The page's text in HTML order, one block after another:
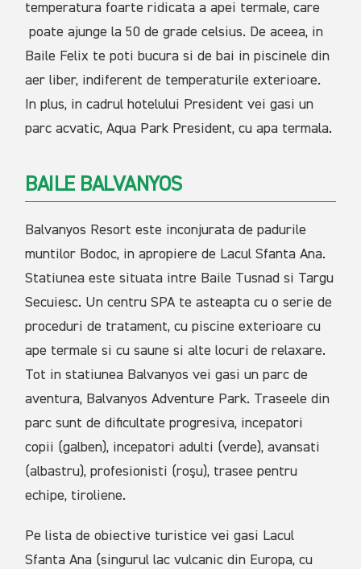
temperatura foarte ridicata a apei termale, care
poate ajunge la 50 de grade celsius. De aceea, in
Baile Felix te poti bucura si de bai in piscinele din
aer liber, indiferent de temperaturile exterioare.
In plus, in cadrul hotelului President vei gasi un
parc acvatic, Aqua Park President, cu apa termala.
BAILE BALVANYOS
Balvanyos Resort este inconjurata de padurile
muntilor Bodoc, in apropiere de Lacul Sfanta Ana.
Statiunea este situata intre Baile Tusnad si Targu
Secuiesc. Un centru SPA te asteapta cu o serie de
proceduri de tratament, cu piscine exterioare cu
ape termale si cu saune si alte locuri de relaxare.
Tot in statiunea Balvanyos vei gasi un parc de
aventura, Balvanyos Adventure Park. Traseele din
parc sunt de dificultate progresiva, incepatori
copii (galben), incepatori adulti (verde), avansati
(albastru), profesionisti (roşu), trasee pentru
echipe, tiroliene.
Pe lista de obiective turistice vei gasi Lacul
Sfanta Ana (singurul lac vulcanic din Europa, cu